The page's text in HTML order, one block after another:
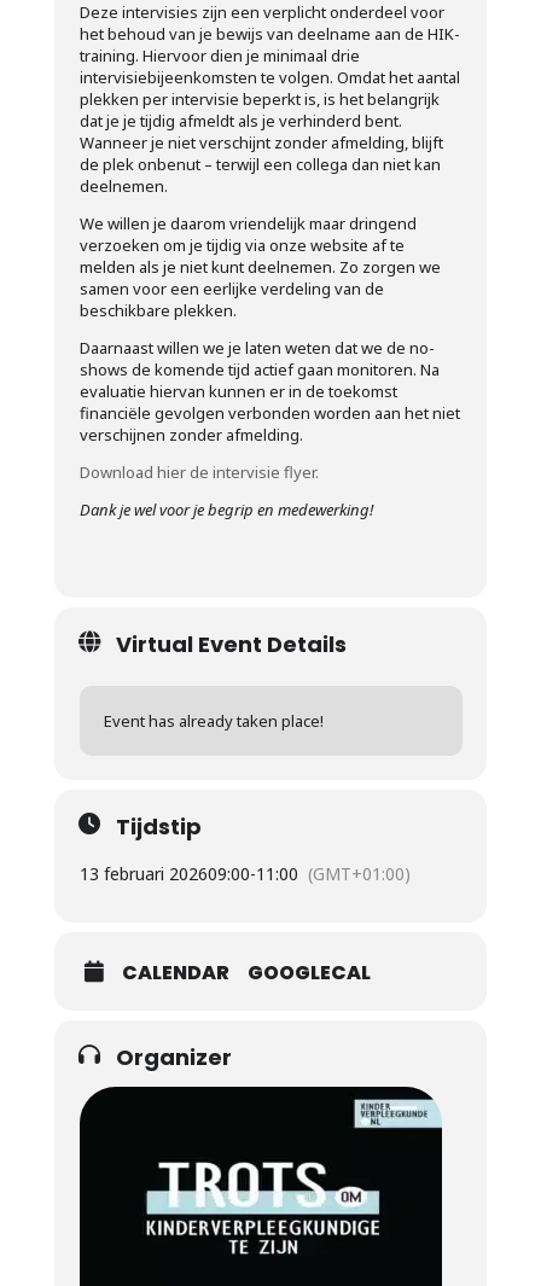
Deze intervisies zijn een verplicht onderdeel voor
het behoud van je bewijs van deelname aan de HIK-
training. Hiervoor dien je minimaal drie
intervisiebijeenkomsten te volgen. Omdat het aantal
plekken per intervisie beperkt is, is het belangrijk
dat je je tijdig afmeldt als je verhinderd bent.
Wanneer je niet verschijnt zonder afmelding, blijft
de plek onbenut – terwijl een collega dan niet kan
deelnemen.
We willen je daarom vriendelijk maar dringend
verzoeken om je tijdig via onze website af te
melden als je niet kunt deelnemen. Zo zorgen we
samen voor een eerlijke verdeling van de
beschikbare plekken.
Daarnaast willen we je laten weten dat we de no-
shows de komende tijd actief gaan monitoren. Na
evaluatie hiervan kunnen er in de toekomst
financiële gevolgen verbonden worden aan het niet
verschijnen zonder afmelding.
Download hier de intervisie flyer.
Dank je wel voor je begrip en medewerking!
Virtual Event Details
Event has already taken place!
Tijdstip
13 februari 202609:00-11:00 (GMT+01:00)
CALENDAR GOOGLECAL
Organizer